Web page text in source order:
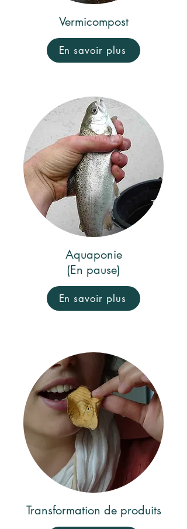
Vermicompost
En savoir plus
Aquaponie
(En pause)
En savoir plus
Transformation de produits